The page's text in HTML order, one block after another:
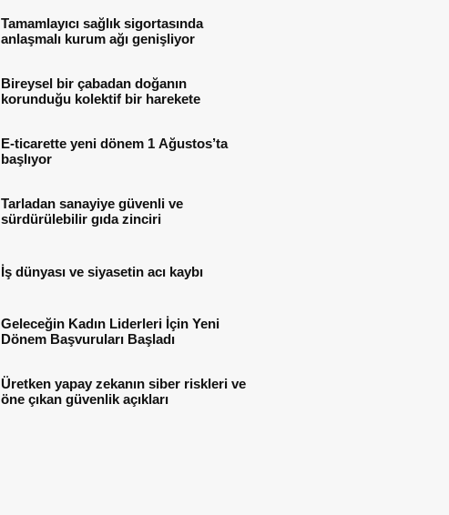
Tamamlayıcı sağlık sigortasında
anlaşmalı kurum ağı genişliyor
Bireysel bir çabadan doğanın
korunduğu kolektif bir harekete
E-ticarette yeni dönem 1 Ağustos’ta
başlıyor
Tarladan sanayiye güvenli ve
sürdürülebilir gıda zinciri
İş dünyası ve siyasetin acı kaybı
Geleceğin Kadın Liderleri İçin Yeni
Dönem Başvuruları Başladı
Üretken yapay zekanın siber riskleri ve
öne çıkan güvenlik açıkları